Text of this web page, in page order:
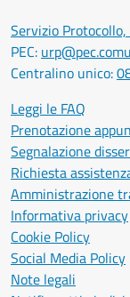
Servizio
PEC:
Centralino unico:
Leggi le FAQ
Prenotazione
Segnalazione
Richiesta
Amministrazione
Informativa privacy
Cookie Policy
Social Media Policy
Note legali